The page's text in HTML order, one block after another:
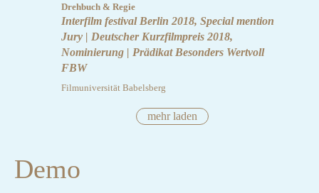
Drehbuch & Regie
Interfilm festival Berlin 2018, Special mention
Jury | Deutscher Kurzfilmpreis 2018,
Nominierung | Prädikat Besonders Wertvoll
FBW
Filmuniversität Babelsberg
mehr laden
Demo